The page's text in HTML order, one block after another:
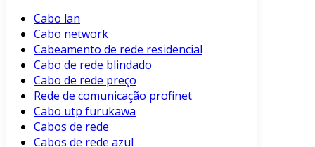
Cabo lan
Cabo network
Cabeamento de rede residencial
Cabo de rede blindado
Cabo de rede preço
Rede de comunicação profinet
Cabo utp furukawa
Cabos de rede
Cabos de rede azul